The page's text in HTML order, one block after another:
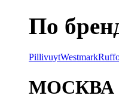
По
PillivuytWestmark
МОСКВА